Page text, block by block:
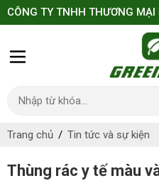
CÔNG TY TNHH THƯƠNG MẠI
Trang chủ Tin tức và sự kiện
Thùng rác y tế màu